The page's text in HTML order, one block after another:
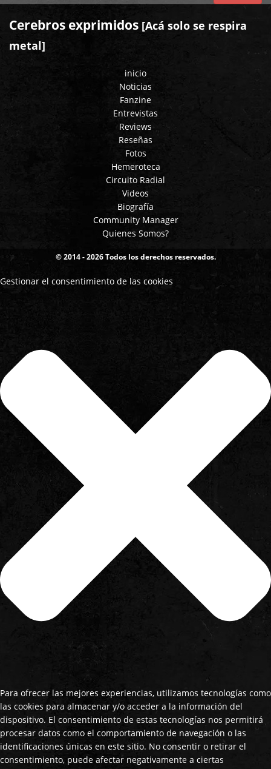
Cerebros exprimidos [Acá solo se respira
metal]
inicio
Noticias
Fanzine
Entrevistas
Reviews
Reseñas
Fotos
Hemeroteca
Circuito Radial
Videos
Biografía
Community Manager
Quienes Somos?
© 2014 - 2026 Todos los derechos reservados.
Gestionar el consentimiento de las cookies
Para ofrecer las mejores experiencias, utilizamos tecnologías como
las cookies para almacenar y/o acceder a la información del
dispositivo. El consentimiento de estas tecnologías nos permitirá
procesar datos como el comportamiento de navegación o las
identificaciones únicas en este sitio. No consentir o retirar el
consentimiento, puede afectar negativamente a ciertas